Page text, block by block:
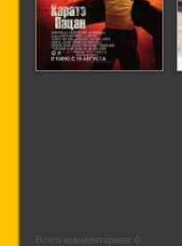
Всего комментариев: 0